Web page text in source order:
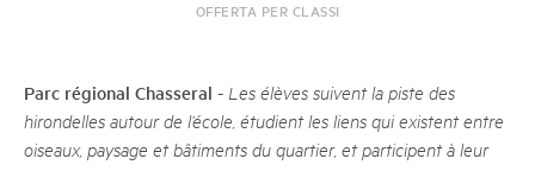
OFFERTA PER CLASSI
Parc régional Chasseral - Les élèves suivent la piste des
hirondelles autour de l’école, étudient les liens qui existent entre
oiseaux, paysage et bâtiments du quartier, et participent à leur